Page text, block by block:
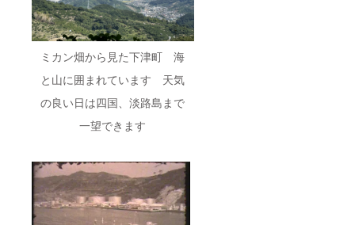
ミカン畑から見た下津町 海
と山に囲まれています 天気
の良い日は四国、淡路島まで
一望できます